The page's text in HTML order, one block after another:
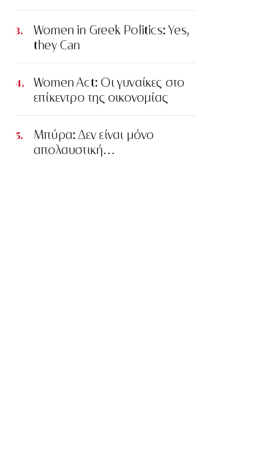
Women in Greek Politics: Yes,
they Can
Women Act: Οι γυναίκες στο
επίκεντρο της οικονομίας
Μπύρα: Δεν είναι μόνο
απολαυστική…